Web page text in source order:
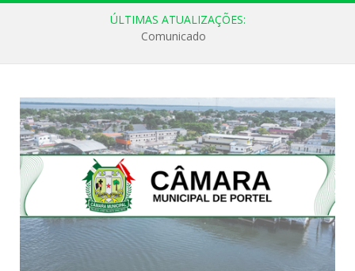
ÚLTIMAS ATUALIZAÇÕES:
Comunicado